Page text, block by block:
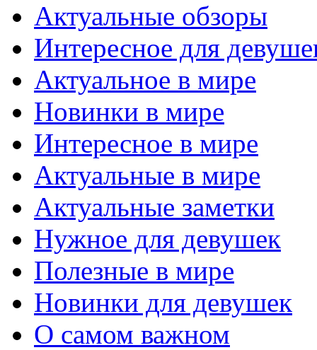
Актуальные обзоры
Интересное для
Актуальное в мире
Новинки в мире
Интересное в мире
Актуальные в мире
Актуальные заметки
Нужное для девушек
Полезные в мире
Новинки для девушек
О самом важном